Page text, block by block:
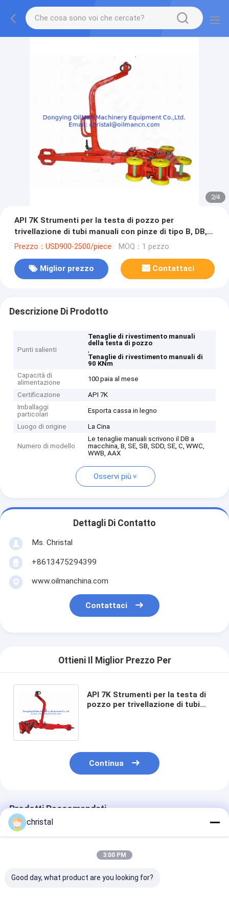
2/4
API 7K Strumenti per la testa di pozzo per
trivellazione di tubi manuali con pinze di tipo B, DB,
C, SB, SDD, LF
Prezzo：USD900-2500/piece MOQ：1 pezzo
Miglior prezzo Contattaci
Descrizione Di Prodotto
Punti salienti
Tenaglie di rivestimento manuali
della testa di pozzo
,
Tenaglie di rivestimento manuali di
90 KNm
Capacità di
alimentazione
100 paia al mese
Certificazione
API 7K
Imballaggi
particolari
Esporta cassa in legno
Luogo di origine La Cina
Numero di modello
Le tenaglie manuali scrivono il DB a
macchina, B, SE, SB, SDD, SE, C, WWC,
WWB, AAX
Osservi più
Dettagli Di Contatto
Ms. Christal
+8613475294399
www.oilmanchina.com
Contattaci
Ottieni Il Miglior Prezzo Per
API 7K Strumenti per la testa di
pozzo per trivellazione di tubi
Continua
Prodotti Raccomandati
christal
3:00 PM
Good day, what product are you looking for?